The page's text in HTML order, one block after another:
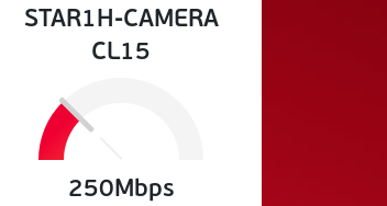
STAR1H-CAMERA
CL15
250Mbps